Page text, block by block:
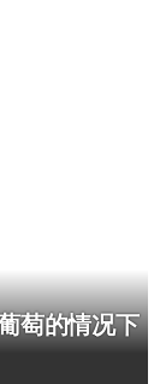
萄的情况下